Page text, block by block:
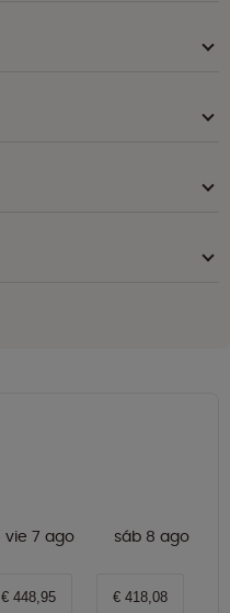
vie 7 ago sáb 8 ago
€ 448,95 € 418,08